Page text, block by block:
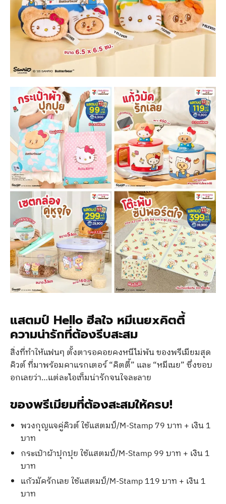
แสตมป์ Hello ฮีลใจ หมีเนยxคิตตี้
ความน่ารักที่ต้องรีบสะสม
สิ่งที่ทำให้แฟนๆ ตั้งตารอคอยคงหนีไม่พ้น ของพรีเมียมสุด
คิวต์ ที่มาพร้อมคาแรกเตอร์ “คิตตี้” และ “หมีเนย” ซึ่งขอบ
อกเลยว่า…แต่ละไอเท็มน่ารักจนใจละลาย
ของพรีเมียมที่ต้องสะสมให้ครบ!
พวงกุญแจคู่คิวต์ ใช้แสตมป์/M-Stamp 79 บาท + เงิน 1
บาท
กระเป๋าผ้าปุกปุย ใช้แสตมป์/M-Stamp 99 บาท + เงิน 1
บาท
แก้วมัครักเลย ใช้แสตมป์/M-Stamp 119 บาท + เงิน 1
บาท